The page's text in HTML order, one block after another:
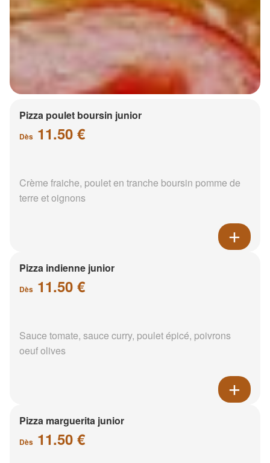
Pizza poulet boursin junior
Dès 11.50 €
Crème fraiche, poulet en tranche boursin pomme de
terre et oignons
Pizza indienne junior
Dès 11.50 €
Sauce tomate, sauce curry, poulet épicé, poivrons
oeuf olives
Pizza marguerita junior
Dès 11.50 €